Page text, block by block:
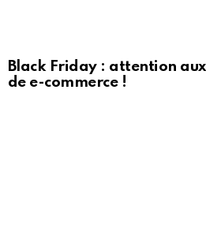
Black Friday : attention
de e-commerce !